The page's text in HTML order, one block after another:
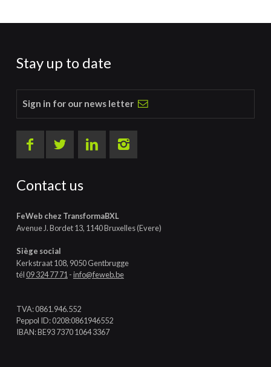
Stay up to date
Sign in for our news letter
Contact us
FeWeb chez TransformaBXL
Avenue J. Bordet 13, 1140 Bruxelles (Evere)
Siège social
Kerkstraat 108, 9050 Gentbrugge
tél09 324 77 71 -info@feweb.be
TVA: 0861.946.552
Peppol ID: 0208:0861946552
IBAN: BE93 7370 1064 3367